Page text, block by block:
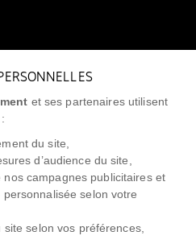
et ses partenaires utilisent
du site,
d’audience du site,
campagnes publicitaires et
selon votre
site selon vos préférences,
0805 299 049